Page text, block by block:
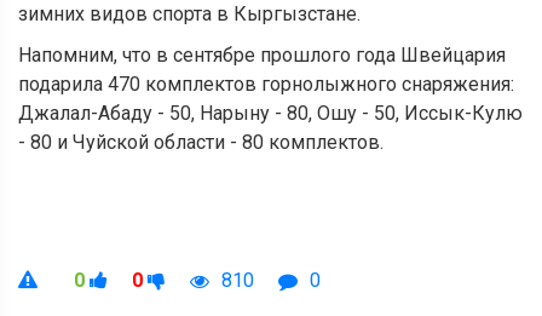
зимних видов спорта в Кыргызстане.
Напомним, что в сентябре прошлого года Швейцария
подарила 470 комплектов горнолыжного снаряжения:
Джалал-Абаду - 50, Нарыну - 80, Ошу - 50, Иссык-Кулю
- 80 и Чуйской области - 80 комплектов.
0 0 810 0